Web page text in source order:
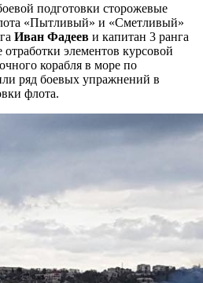
подготовки сторожевые
«Пытливый» и «Сметливый»
Иван Фадеев и капитан 3 ранга
отработки элементов курсовой
корабля в море по
ряд боевых упражнений в
флота.